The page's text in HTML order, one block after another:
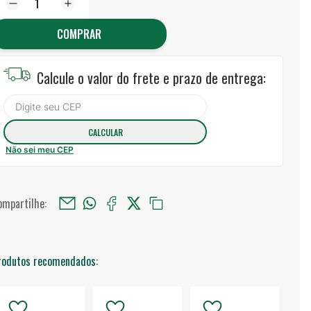
COMPRAR
Calcule o valor do frete e prazo de entrega:
Não sei meu CEP
recomendados: